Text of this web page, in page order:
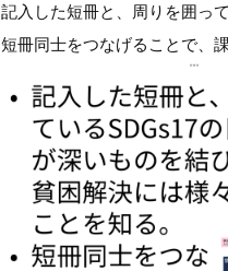
記入した短冊と、周りを囲っ
短冊同士をつなげることで、